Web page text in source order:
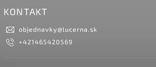
KONTAKT
objednavky@lucerna.sk
+421465420569